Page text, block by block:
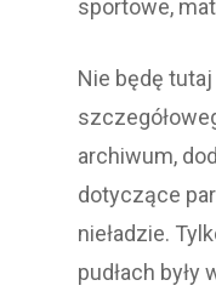
sportowe,
Nie będę
archiwum,
dotyczące
nieładzie.
pudłach były